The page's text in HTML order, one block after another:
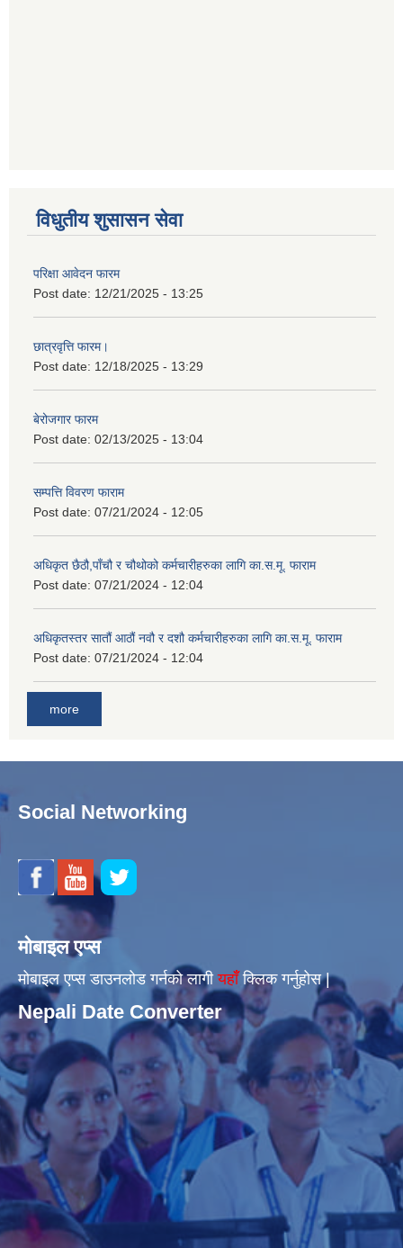
विधुतीय शुसासन सेवा
परिक्षा आवेदन फारम
Post date: 12/21/2025 - 13:25
छात्रवृत्ति फारम।
Post date: 12/18/2025 - 13:29
बेरोजगार फारम
Post date: 02/13/2025 - 13:04
सम्पत्ति विवरण फाराम
Post date: 07/21/2024 - 12:05
अधिकृत छैठौ,पाँचौ र चौथोको कर्मचारीहरुका लागि का.स.मू. फाराम
Post date: 07/21/2024 - 12:04
अधिकृतस्तर सातौं आठौं नवौ र दशौ कर्मचारीहरुका लागि का.स.मू. फाराम
Post date: 07/21/2024 - 12:04
more
Social Networking
मोबाइल एप्स
मोबाइल एप्स डाउनलोड गर्नको लागीयहाँँक्लिक गर्नुहोस |
Nepali Date Converter